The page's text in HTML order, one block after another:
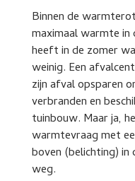
Binnen de
maximaal warmte in
heeft in de zomer
weinig. Een
zijn afval opsparen
verbranden en
tuinbouw. Maar ja,
warmtevraag met
boven (belichting) in
weg.